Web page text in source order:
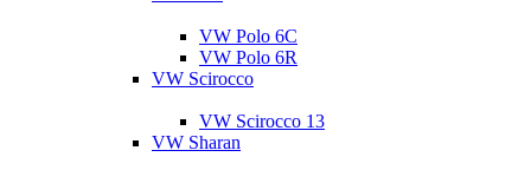
VW Polo 6C
VW Polo 6R
VW Scirocco
VW Scirocco 13
VW Sharan